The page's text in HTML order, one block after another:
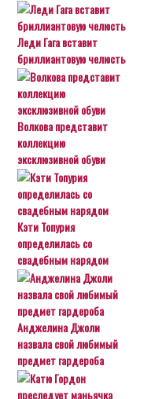
Леди Гага вставит
бриллиантовую челюсть
Волкова представит
коллекцию
эксклюзивной обуви
Кэти Топурия
определилась со
свадебным нарядом
Анджелина Джоли
назвала свой любимый
предмет гардероба